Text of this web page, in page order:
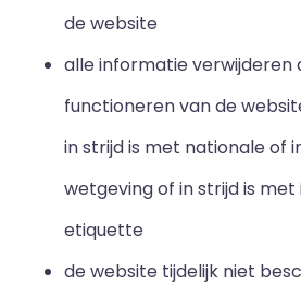
de website
alle informatie verwijderen
functioneren van de
in strijd is met nationale of
wetgeving of in strijd is
etiquette
de website tijdelijk niet